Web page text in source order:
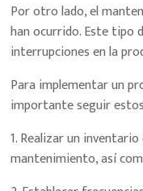
Por otro lado, el
han ocurrido. Este tipo
interrupciones en la
Para implementar un
importante seguir
1. Realizar un
mantenimiento, así